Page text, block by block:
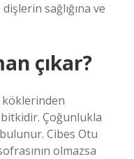
sağlığına ve
çıkar?
köklerinden
Çoğunlukla
Cibes Otu
olmazsa